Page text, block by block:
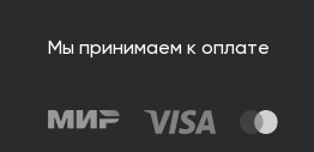
Мы принимаем к оплате